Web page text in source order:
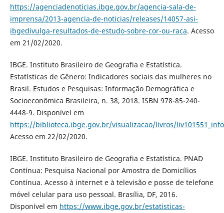
https://agenciadenoticias.ibge.gov.br/agencia-sala-de-
imprensa/2013-agencia-de-noticias/releases/14057-asi-
ibgedivulga-resultados-de-estudo-sobre-cor-ou-raca. Acesso
em 21/02/2020.
IBGE. Instituto Brasileiro de Geografia e Estatística.
Estatísticas de Gênero: Indicadores sociais das mulheres no
Brasil. Estudos e Pesquisas: Informação Demográfica e
Socioeconômica Brasileira, n. 38, 2018. ISBN 978-85-240-
4448-9. Disponível em
https://biblioteca.ibge.gov.br/visualizacao/livros/
Acesso em 22/02/2020.
IBGE. Instituto Brasileiro de Geografia e Estatística. PNAD
Contínua: Pesquisa Nacional por Amostra de Domicílios
Contínua. Acesso à internet e à televisão e posse de telefone
móvel celular para uso pessoal. Brasília, DF, 2016.
Disponível em https://www.ibge.gov.br/estatisticas-